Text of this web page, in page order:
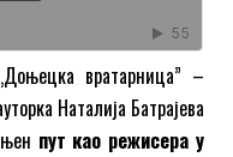
вратарница” –
Наталија Батрајева
пут као режисера у